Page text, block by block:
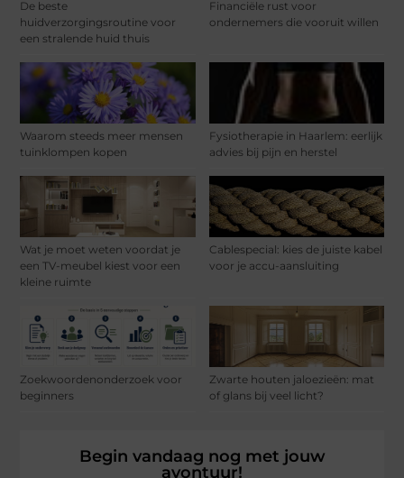
De beste
huidverzorgingsroutine voor
een stralende huid thuis
Financiële rust voor
ondernemers die vooruit willen
Waarom steeds meer mensen
tuinklompen kopen
Fysiotherapie in Haarlem: eerlijk
advies bij pijn en herstel
Wat je moet weten voordat je
een TV-meubel kiest voor een
kleine ruimte
Cablespecial: kies de juiste kabel
voor je accu-aansluiting
Zoekwoordenonderzoek voor
beginners
Zwarte houten jaloezieën: mat
of glans bij veel licht?
Begin vandaag nog met jouw
avontuur!